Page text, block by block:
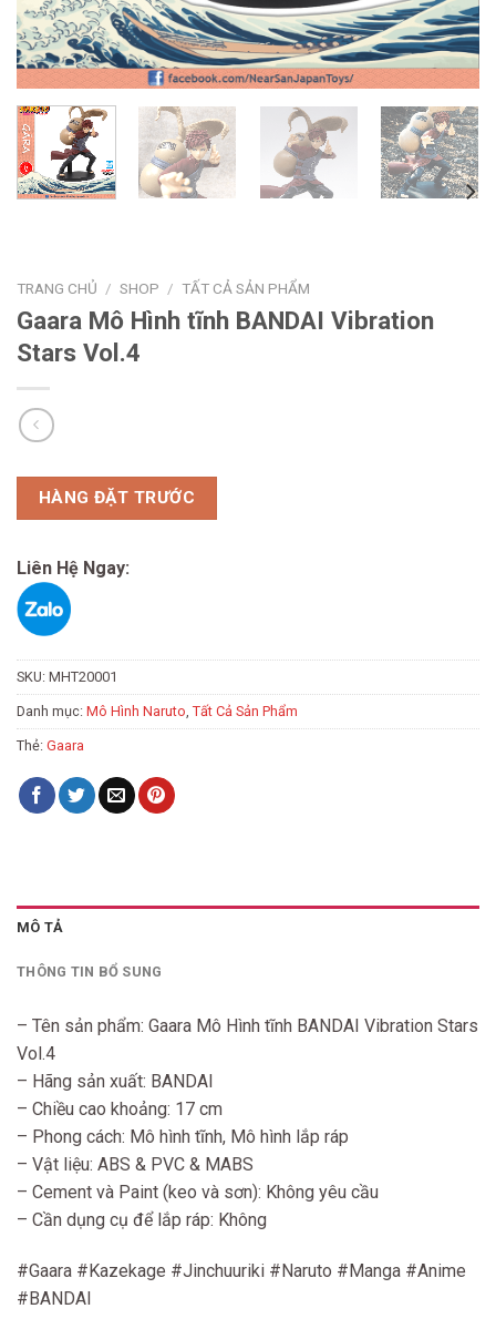
TRANG CHỦ / SHOP / TẤT CẢ SẢN PHẨM
Gaara Mô Hình tĩnh BANDAI Vibration
Stars Vol.4
HÀNG ĐẶT TRƯỚC
Liên Hệ Ngay:
SKU: MHT20001
Danh mục: Mô Hình Naruto Tất Cả Sản Phẩm
Thẻ: Gaara
MÔ TẢ
THÔNG TIN BỔ SUNG
– Tên sản phẩm: Gaara Mô Hình tĩnh BANDAI Vibration Stars
Vol.4
– Hãng sản xuất: BANDAI
– Chiều cao khoảng: 17 cm
– Phong cách: Mô hình tĩnh, Mô hình lắp ráp
– Vật liệu: ABS & PVC & MABS
– Cement và Paint (keo và sơn): Không yêu cầu
– Cần dụng cụ để lắp ráp: Không
#Gaara #Kazekage #Jinchuuriki #Naruto #Manga #Anime
#BANDAI